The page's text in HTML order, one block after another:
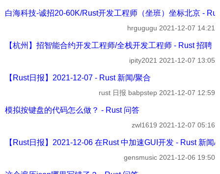
白海科技-诚招20-60K/Rust开发工程师（坐班）坐标北京 -
hrgugugu 2021-12-07 14:21
【杭州】招智能合约开发工程师/全栈开发工程师 - Rust 招聘
ipity2021 2021-12-07 13:05
【Rust日报】2021-12-07 - Rust 新闻/聚合
rust 日报 babpstep 2021-12-07 12:59
模拟按键盘的代码怎么做？ - Rust 问答
zwl1619 2021-12-07 05:16
【Rust日报】2021-12-06 在Rust 中加速GUI开发 - Rust 新闻/
gensmusic 2021-12-06 19:50